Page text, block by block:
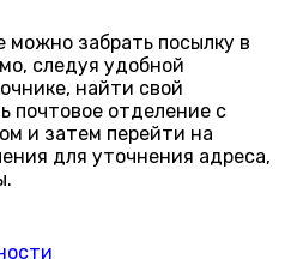
можно забрать посылку в
следуя удобной
найти свой
почтовое отделение с
и затем перейти на
для уточнения адреса,